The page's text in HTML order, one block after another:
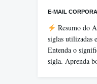
E-MAIL
Resumo do
siglas utilizadas
Entenda o
sigla. Aprenda